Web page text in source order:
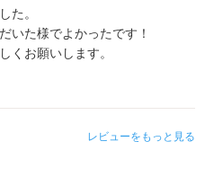
た。
いた様でよかったです！
くお願いします。
レビューをもっと見る